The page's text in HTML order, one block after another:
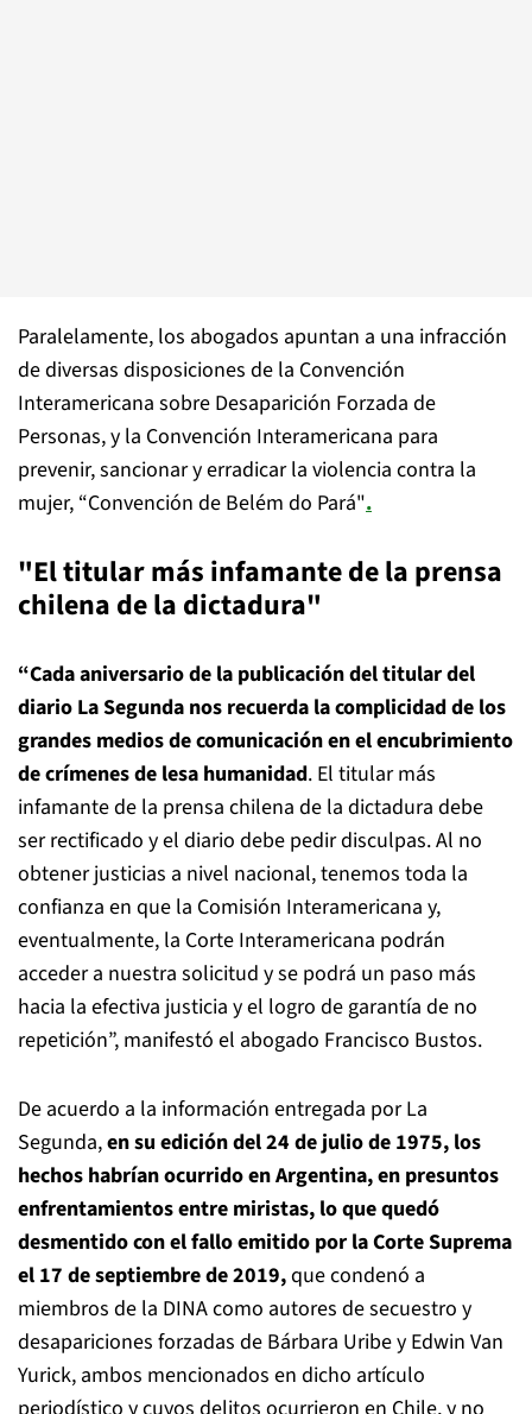
Paralelamente, los abogados apuntan a una infracción
de diversas disposiciones de la Convención
Interamericana sobre Desaparición Forzada de
Personas, y la Convención Interamericana para
prevenir, sancionar y erradicar la violencia contra la
mujer, “Convención de Belém do Pará".
"El titular más infamante de la prensa
chilena de la dictadura"
“Cada aniversario de la publicación del titular del
diario La Segunda nos recuerda la complicidad de los
grandes medios de comunicación en el encubrimiento
de crímenes de lesa humanidad. El titular más
infamante de la prensa chilena de la dictadura debe
ser rectificado y el diario debe pedir disculpas. Al no
obtener justicias a nivel nacional, tenemos toda la
confianza en que la Comisión Interamericana y,
eventualmente, la Corte Interamericana podrán
acceder a nuestra solicitud y se podrá un paso más
hacia la efectiva justicia y el logro de garantía de no
repetición”, manifestó el abogado Francisco Bustos.
De acuerdo a la información entregada por La
Segunda,en su edición del 24 de julio de 1975, los
hechos habrían ocurrido en Argentina, en presuntos
enfrentamientos entre miristas, lo que quedó
desmentido con el fallo emitido por la Corte Suprema
el 17 de septiembre de 2019,que condenó a
miembros de la DINA como autores de secuestro y
desapariciones forzadas de Bárbara Uribe y Edwin Van
Yurick, ambos mencionados en dicho artículo